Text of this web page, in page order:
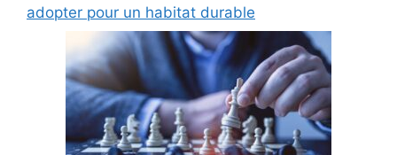
adopter pour un habitat durable